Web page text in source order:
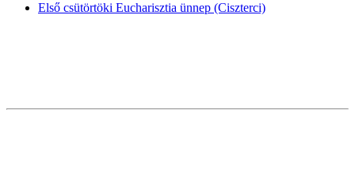
Első csütörtöki Eucharisztia ünnep (Ciszterci)